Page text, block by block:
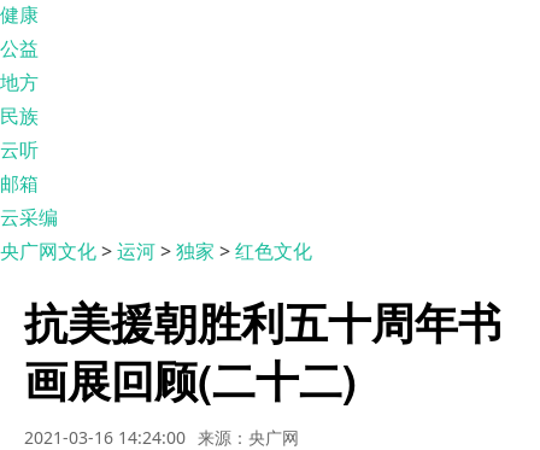
健康
公益
地方
民族
云听
邮箱
云采编
央广网文化>运河>独家 >红色文化
抗美援朝胜利五十周年书
画展回顾(二十二)
2021-03-16 14:24:00 来源：央广网